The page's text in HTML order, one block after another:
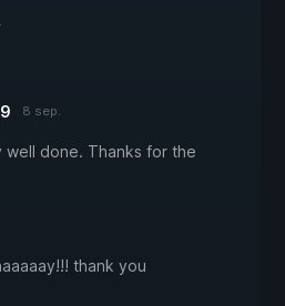
8 sep.
well done. Thanks for the
thank you